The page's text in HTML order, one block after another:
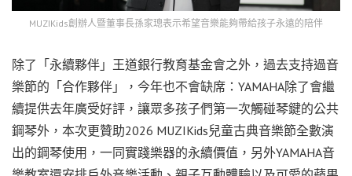
MUZIKids創辦人暨董事長孫家璁表示希望音樂能夠帶給孩子永遠的陪伴
除了「永續夥伴」王道銀行教育基金會之外，過去支持過音
樂節的「合作夥伴」，今年也不會缺席：YAMAHA除了會繼
續提供去年廣受好評，讓眾多孩子們第一次觸碰琴鍵的公共
鋼琴外，本次更贊助2026 MUZIKids兒童古典音樂節全數演
出的鋼琴使用，一同實踐樂器的永續價值，另外YAMAHA音